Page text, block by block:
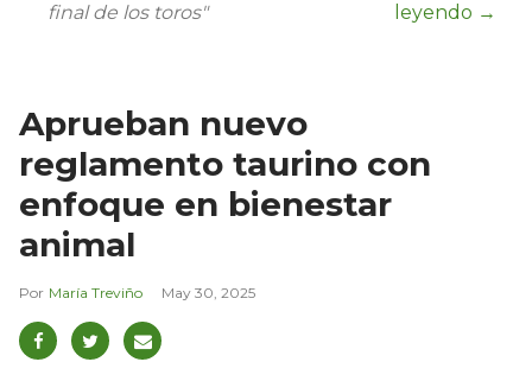
final de los toros"
Aprueban nuevo
reglamento taurino con
enfoque en bienestar
animal
María Treviño May 30, 2025